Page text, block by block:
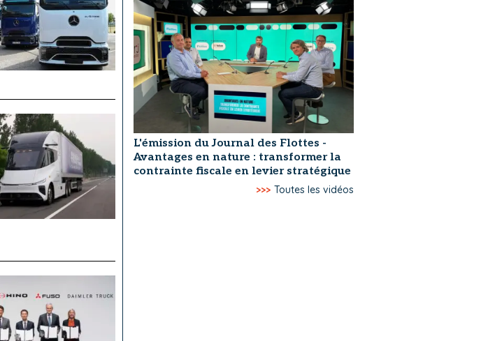
L'émission du Journal des Flottes -
Avantages en nature : transformer la
contrainte fiscale en levier stratégique
>>> Toutes les vidéos